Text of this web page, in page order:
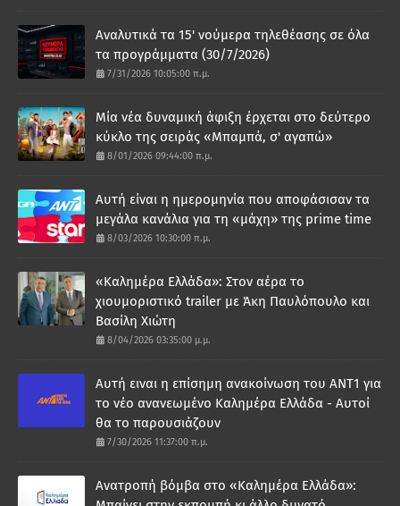
Αναλυτικά τα 15' νούμερα τηλεθέασης σε όλα
τα προγράμματα (30/7/2026)
7/31/2026 10:05:00 π.μ.
Μία νέα δυναμική άφιξη έρχεται στο δεύτερο
κύκλο της σειράς «Μπαμπά, σ' αγαπώ»
8/01/2026 09:44:00 π.μ.
Αυτή είναι η ημερομηνία που αποφάσισαν τα
μεγάλα κανάλια για τη «μάχη» της prime time
8/03/2026 10:30:00 π.μ.
«Καλημέρα Ελλάδα»: Στον αέρα το
χιουμοριστικό trailer με Άκη Παυλόπουλο και
Βασίλη Χιώτη
8/04/2026 03:35:00 μ.μ.
Αυτή ειναι η επίσημη ανακοίνωση του ΑΝΤ1 για
το νέο ανανεωμένο Καλημέρα Ελλάδα - Αυτοί
θα το παρουσιάζουν
7/30/2026 11:37:00 π.μ.
Ανατροπή βόμβα στο «Καλημέρα Ελλάδα»: